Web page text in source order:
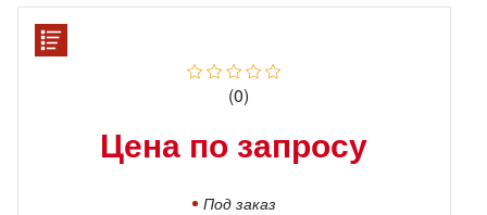
(0)
Цена по запросу
Под заказ